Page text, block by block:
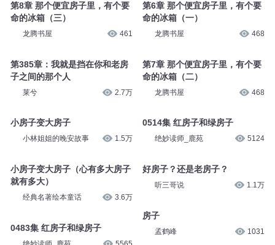
第8章 那个便宜房子里，有个要
命的冰箱（三）
龙腾书屋 461
第385章：我就是挡在你和老房
子之间的那个人
莱兮 2.7万
小房子变大房子
小林姐姐的晚安故事 1.5万
小房子变大房子（心有多大房子
就有多大）
经典名著绘本童话 3.6万
0483集 红房子和绿房子
第6章 那个便宜房子里，有个要
命的冰箱（一）
龙腾书屋 468
第7章 那个便宜房子里，有个要
命的冰箱（二）
龙腾书屋 468
0514集 红房子和绿房子
绝妙读师_鹿苑 5124
好房子？还是老房子？
听三哥说 1.1万
房子
孟鹤峰 1031